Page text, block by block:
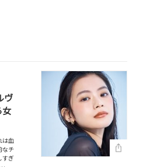
ヴ
女
は血
なチ
すぎ